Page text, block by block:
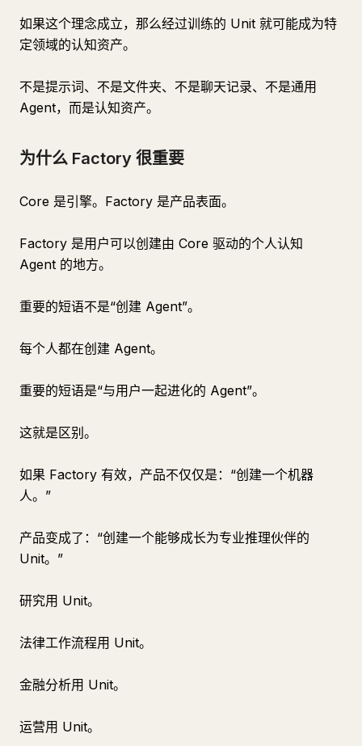
如果这个理念成立，那么经过训练的 Unit 就可能成为特
定领域的认知资产。
不是提示词、不是文件夹、不是聊天记录、不是通用
Agent，而是认知资产。
为什么 Factory 很重要
Core 是引擎。Factory 是产品表面。
Factory 是用户可以创建由 Core 驱动的个人认知
Agent 的地方。
重要的短语不是“创建 Agent”。
每个人都在创建 Agent。
重要的短语是“与用户一起进化的 Agent”。
这就是区别。
如果 Factory 有效，产品不仅仅是：“创建一个机器
人。”
产品变成了：“创建一个能够成长为专业推理伙伴的
Unit。”
研究用 Unit。
法律工作流程用 Unit。
金融分析用 Unit。
运营用 Unit。